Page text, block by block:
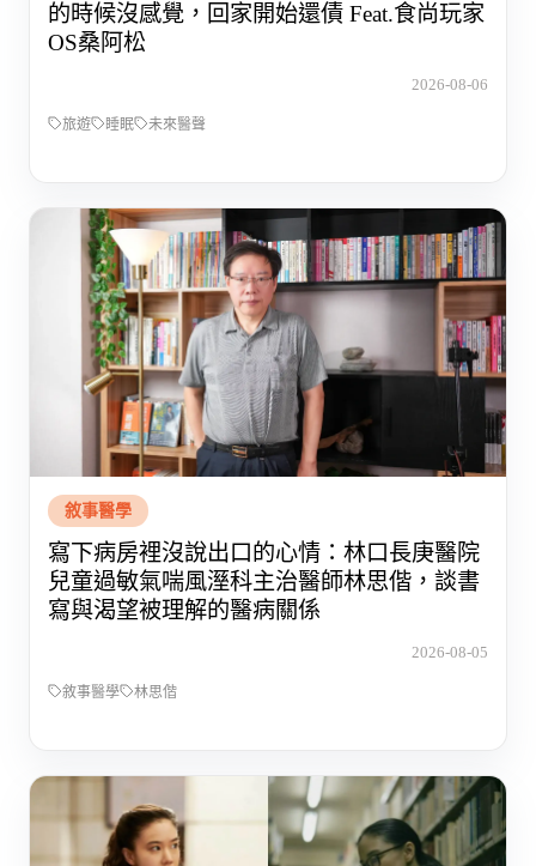
的時候沒感覺，回家開始還債 Feat.食尚玩家
OS桑阿松
2026-08-06
旅遊 睡眠 未來醫聲
敘事醫學
寫下病房裡沒說出口的心情：林口長庚醫院
兒童過敏氣喘風溼科主治醫師林思偕，談書
寫與渴望被理解的醫病關係
2026-08-05
敘事醫學 林思偕